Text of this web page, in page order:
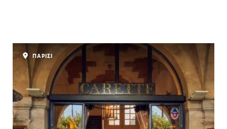
ΠΑΡΙΣΙ